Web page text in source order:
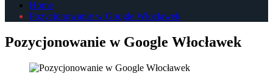
Home
Pozycjonowanie w Google Włocławek
Pozycjonowanie w Google Włocławek